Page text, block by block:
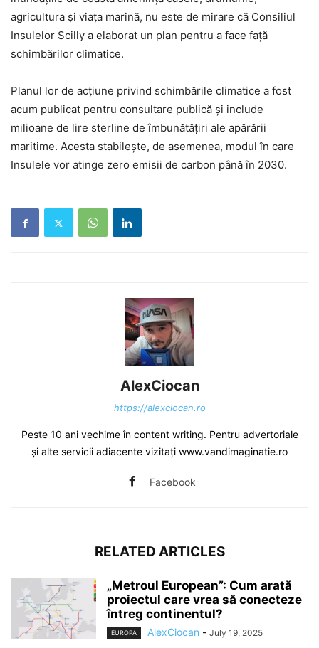
agricultura și viața marină, nu este de mirare că Consiliul
Insulelor Scilly a elaborat un plan pentru a face față
schimbărilor climatice.
Planul lor de acțiune privind schimbările climatice a fost
acum publicat pentru consultare publică și include
milioane de lire sterline de îmbunătățiri ale apărării
maritime. Acesta stabilește, de asemenea, modul în care
Insulele vor atinge zero emisii de carbon până în 2030.
AlexCiocan
https://alexciocan.ro
Peste 10 ani vechime în content writing. Pentru advertoriale
și alte servicii adiacente vizitați www.vandimaginatie.ro
Facebook
RELATED ARTICLES
„Metroul European”: Cum arată
proiectul care vrea să conecteze
întreg continentul?
EUROPA AlexCiocan - July 19, 2025